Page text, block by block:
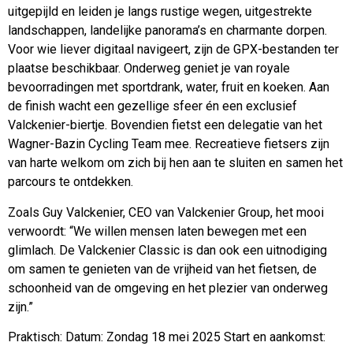
uitgepijld en leiden je langs rustige wegen, uitgestrekte
landschappen, landelijke panorama’s en charmante dorpen.
Voor wie liever digitaal navigeert, zijn de GPX-bestanden ter
plaatse beschikbaar. Onderweg geniet je van royale
bevoorradingen met sportdrank, water, fruit en koeken. Aan
de finish wacht een gezellige sfeer én een exclusief
Valckenier-biertje. Bovendien fietst een delegatie van het
Wagner-Bazin Cycling Team mee. Recreatieve fietsers zijn
van harte welkom om zich bij hen aan te sluiten en samen het
parcours te ontdekken.
Zoals Guy Valckenier, CEO van Valckenier Group, het mooi
verwoordt: “We willen mensen laten bewegen met een
glimlach. De Valckenier Classic is dan ook een uitnodiging
om samen te genieten van de vrijheid van het fietsen, de
schoonheid van de omgeving en het plezier van onderweg
zijn.”
Praktisch: Datum: Zondag 18 mei 2025 Start en aankomst: